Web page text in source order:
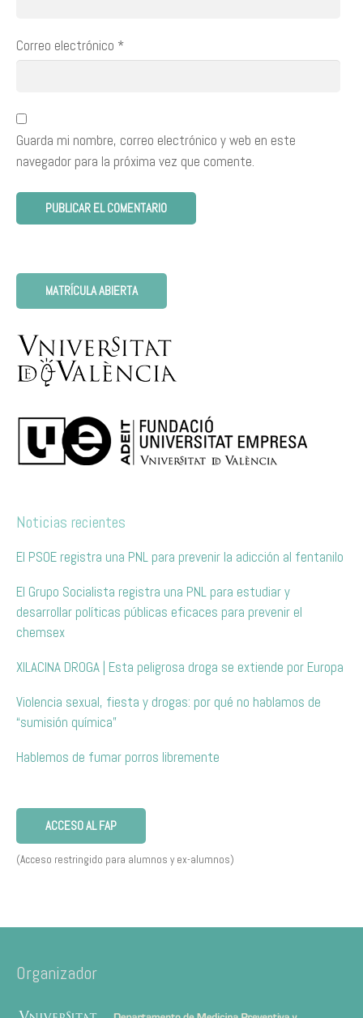
Correo electrónico *
Guarda mi nombre, correo electrónico y web en este
navegador para la próxima vez que comente.
MATRÍCULA ABIERTA
Noticias recientes
El PSOE registra una PNL para prevenir la adicción al fentanilo
El Grupo Socialista registra una PNL para estudiar y
desarrollar políticas públicas eficaces para prevenir el
chemsex
XILACINA DROGA | Esta peligrosa droga se extiende por Europa
Violencia sexual, fiesta y drogas: por qué no hablamos de
“sumisión química”
Hablemos de fumar porros libremente
ACCESO AL FAP
(Acceso restringido para alumnos y ex-alumnos)
Organizador